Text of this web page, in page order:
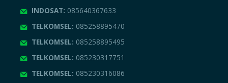
INDOSAT: 085640367633
TELKOMSEL: 085258895470
TELKOMSEL: 085258895495
TELKOMSEL: 085230317751
TELKOMSEL: 085230316086